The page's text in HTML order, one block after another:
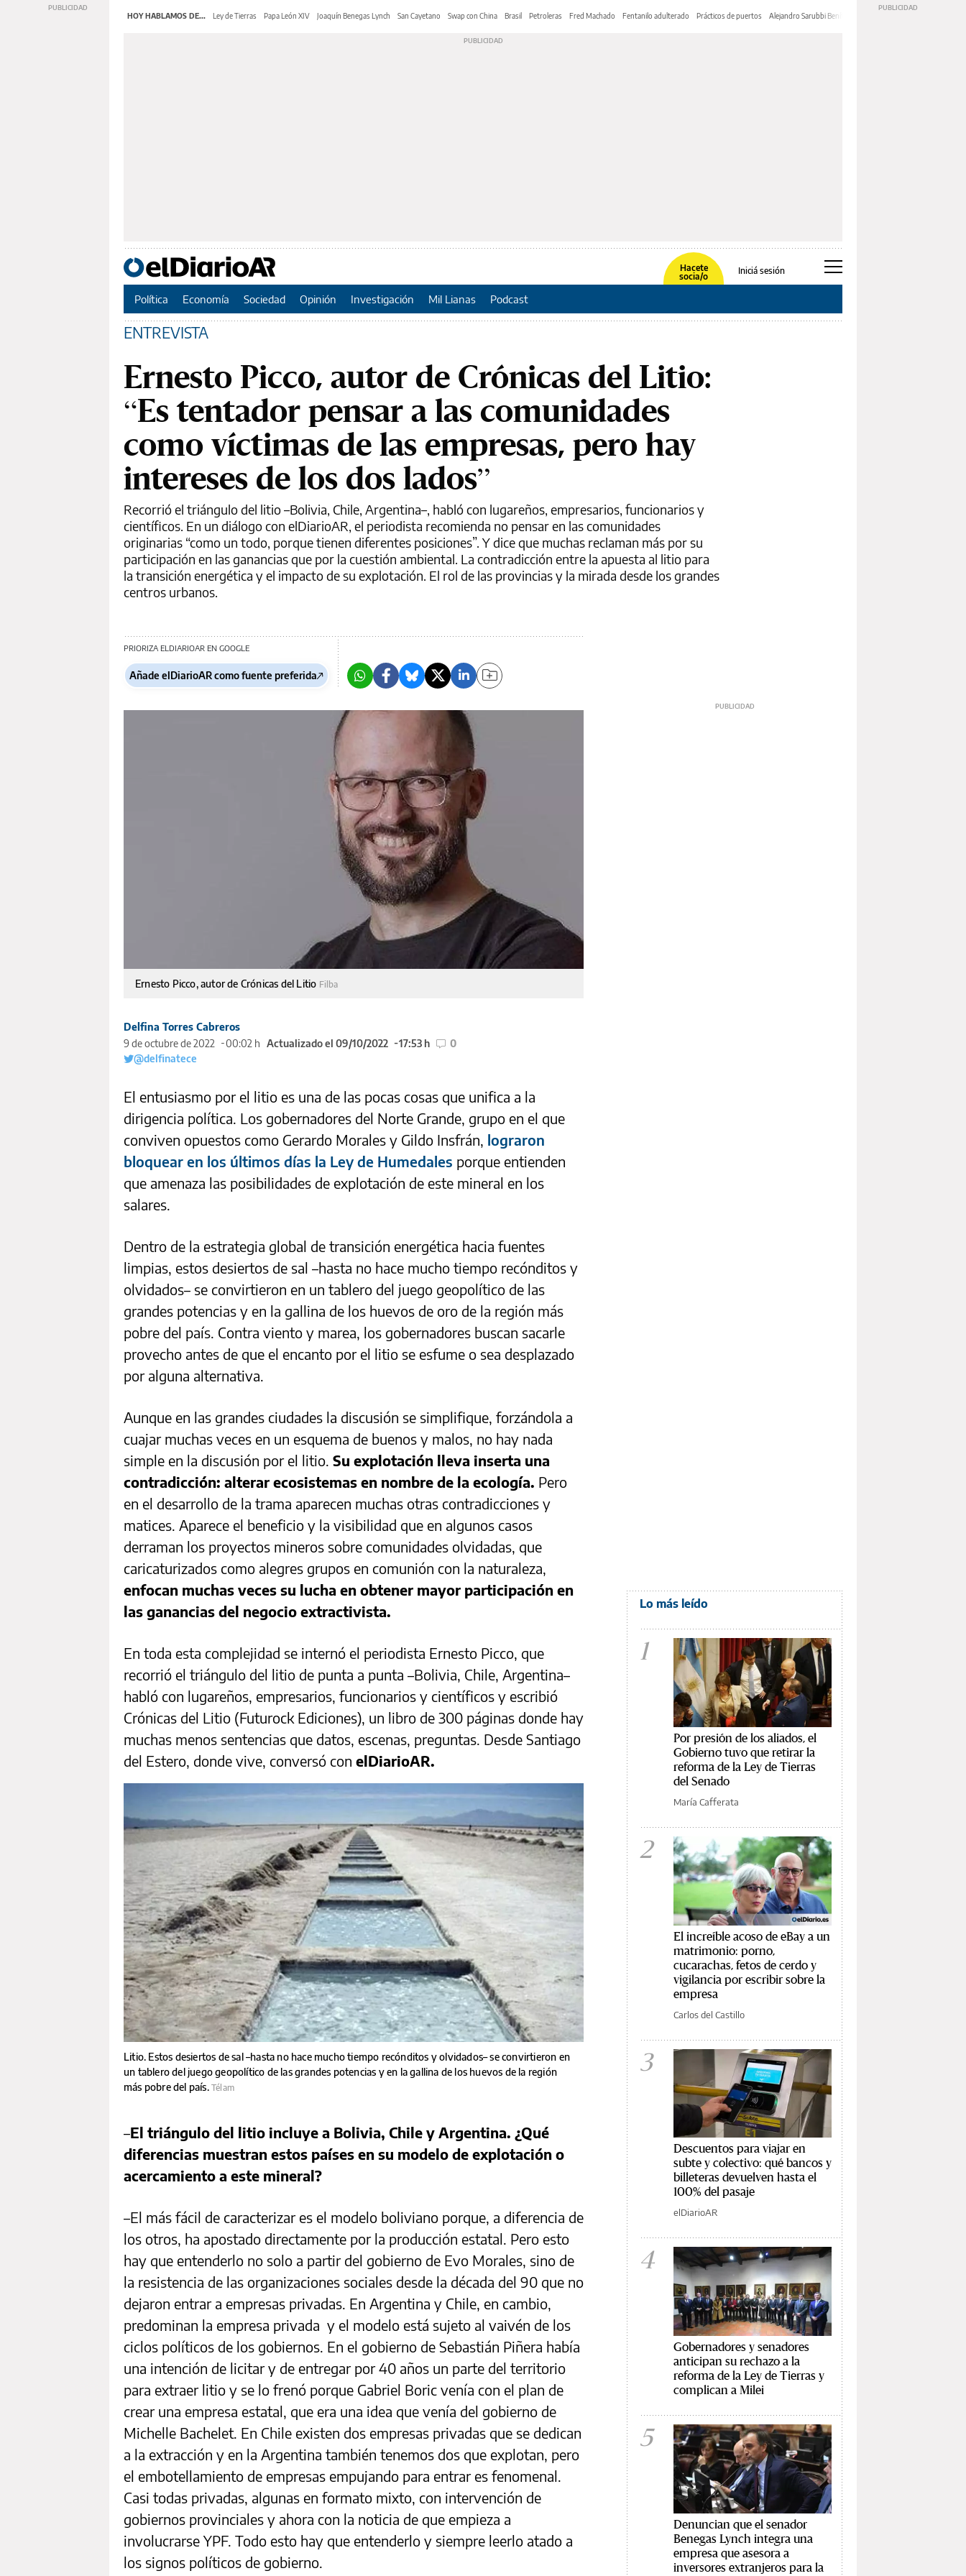
HOY HABLAMOS DE... Ley de Tierras Papa León XIV Joaquín Benegas Lynch San Cayetano Swap con China Brasil Petroleras Fred Machado Fentanilo adulterado Prácticos de puertos Alejandro Sarubbi Benítez
Hacete
socia/o
Iniciá sesión
Política Economía Sociedad Opinión Investigación Mil Lianas Podcast
ENTREVISTA
Ernesto Picco, autor de Crónicas del Litio:
“Es tentador pensar a las comunidades
como víctimas de las empresas, pero hay
intereses de los dos lados”
Recorrió el triángulo del litio –Bolivia, Chile, Argentina–, habló con lugareños, empresarios, funcionarios y
científicos. En un diálogo con elDiarioAR, el periodista recomienda no pensar en las comunidades
originarias “como un todo, porque tienen diferentes posiciones”. Y dice que muchas reclaman más por su
participación en las ganancias que por la cuestión ambiental. La contradicción entre la apuesta al litio para
la transición energética y el impacto de su explotación. El rol de las provincias y la mirada desde los grandes
centros urbanos.
PRIORIZA ELDIARIOAR EN GOOGLE
Añade elDiarioAR como fuente preferida
Ernesto Picco, autor de Crónicas del Litio Filba
Delfina Torres Cabreros
9 de octubre de 2022
00:02 h Actualizado el 09/10/2022 17:53 h
0
@delfinatece
El entusiasmo por el litio es una de las pocas cosas que unifica a la
dirigencia política. Los gobernadores del Norte Grande, grupo en el que
conviven opuestos como Gerardo Morales y Gildo Insfrán, lograron
bloquear en los últimos días la Ley de Humedales porque entienden
que amenaza las posibilidades de explotación de este mineral en los
salares.
Dentro de la estrategia global de transición energética hacia fuentes
limpias, estos desiertos de sal –hasta no hace mucho tiempo recónditos y
olvidados– se convirtieron en un tablero del juego geopolítico de las
grandes potencias y en la gallina de los huevos de oro de la región más
pobre del país. Contra viento y marea, los gobernadores buscan sacarle
provecho antes de que el encanto por el litio se esfume o sea desplazado
por alguna alternativa.
Aunque en las grandes ciudades la discusión se simplifique, forzándola a
cuajar muchas veces en un esquema de buenos y malos, no hay nada
simple en la discusión por el litio. Su explotación lleva inserta una
contradicción: alterar ecosistemas en nombre de la ecología. Pero
en el desarrollo de la trama aparecen muchas otras contradicciones y
matices. Aparece el beneficio y la visibilidad que en algunos casos
derraman los proyectos mineros sobre comunidades olvidadas, que
caricaturizados como alegres grupos en comunión con la naturaleza,
enfocan muchas veces su lucha en obtener mayor participación en
las ganancias del negocio extractivista.
En toda esta complejidad se internó el periodista Ernesto Picco, que
recorrió el triángulo del litio de punta a punta –Bolivia, Chile, Argentina–
habló con lugareños, empresarios, funcionarios y científicos y escribió
Crónicas del Litio (Futurock Ediciones), un libro de 300 páginas donde hay
muchas menos sentencias que datos, escenas, preguntas. Desde Santiago
del Estero, donde vive, conversó con elDiarioAR.
Litio. Estos desiertos de sal –hasta no hace mucho tiempo recónditos y olvidados– se convirtieron en
un tablero del juego geopolítico de las grandes potencias y en la gallina de los huevos de la región
más pobre del país. Télam
–El triángulo del litio incluye a Bolivia, Chile y Argentina. ¿Qué
diferencias muestran estos países en su modelo de explotación o
acercamiento a este mineral?
–El más fácil de caracterizar es el modelo boliviano porque, a diferencia de
los otros, ha apostado directamente por la producción estatal. Pero esto
hay que entenderlo no solo a partir del gobierno de Evo Morales, sino de
la resistencia de las organizaciones sociales desde la década del 90 que no
dejaron entrar a empresas privadas. En Argentina y Chile, en cambio,
predominan la empresa privada y el modelo está sujeto al vaivén de los
ciclos políticos de los gobiernos. En el gobierno de Sebastián Piñera había
una intención de licitar y de entregar por 40 años un parte del territorio
para extraer litio y se lo frenó porque Gabriel Boric venía con el plan de
crear una empresa estatal, que era una idea que venía del gobierno de
Michelle Bachelet. En Chile existen dos empresas privadas que se dedican
a la extracción y en la Argentina también tenemos dos que explotan, pero
el embotellamiento de empresas empujando para entrar es fenomenal.
Casi todas privadas, algunas en formato mixto, con intervención de
gobiernos provinciales y ahora con la noticia de que empieza a
involucrarse YPF. Todo esto hay que entenderlo y siempre leerlo atado a
los signos políticos de gobierno.
Lo más leído
1
Por presión de los aliados, el
Gobierno tuvo que retirar la
reforma de la Ley de Tierras
del Senado
María Cafferata
2
El increíble acoso de eBay a un
matrimonio: porno,
cucarachas, fetos de cerdo y
vigilancia por escribir sobre la
empresa
Carlos del Castillo
3
Descuentos para viajar en
subte y colectivo: qué bancos y
billeteras devuelven hasta el
100% del pasaje
elDiarioAR
4
Gobernadores y senadores
anticipan su rechazo a la
reforma de la Ley de Tierras y
complican a Milei
5
Denuncian que el senador
Benegas Lynch integra una
empresa que asesora a
inversores extranjeros para la